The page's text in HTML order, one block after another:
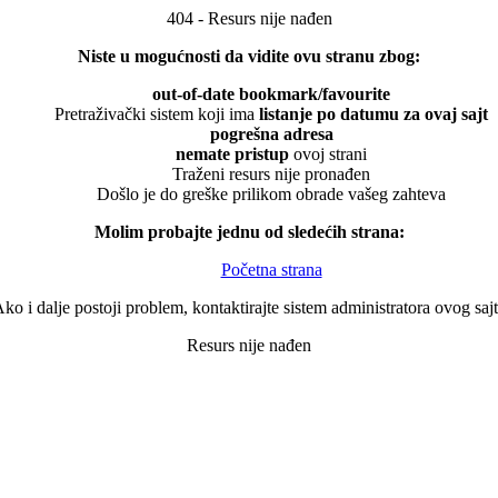
404 - Resurs nije nađen
Niste u mogućnosti da vidite ovu stranu zbog:
out-of-date bookmark/favourite
Pretraživački sistem koji ima listanje po datumu za ovaj sajt
pogrešna adresa
nemate pristup ovoj strani
Traženi resurs nije pronađen
Došlo je do greške prilikom obrade vašeg zahteva
Molim probajte jednu od sledećih strana:
Početna strana
i dalje postoji problem, kontaktirajte sistem administratora ovog
Resurs nije nađen